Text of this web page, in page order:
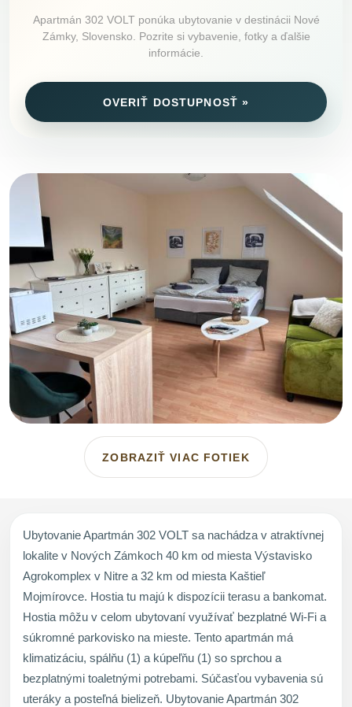
Apartmán 302 VOLT ponúka ubytovanie v destinácii Nové
Zámky, Slovensko. Pozrite si vybavenie, fotky a ďalšie
informácie.
OVERIŤ DOSTUPNOSŤ »
ZOBRAZIŤ VIAC FOTIEK
Ubytovanie Apartmán 302 VOLT sa nachádza v atraktívnej
lokalite v Nových Zámkoch 40 km od miesta Výstavisko
Agrokomplex v Nitre a 32 km od miesta Kaštieľ
Mojmírovce. Hostia tu majú k dispozícii terasu a bankomat.
Hostia môžu v celom ubytovaní využívať bezplatné Wi-Fi a
súkromné parkovisko na mieste. Tento apartmán má
klimatizáciu, spálňu (1) a kúpeľňu (1) so sprchou a
bezplatnými toaletnými potrebami. Súčasťou vybavenia sú
uteráky a posteľná bielizeň. Ubytovanie Apartmán 302